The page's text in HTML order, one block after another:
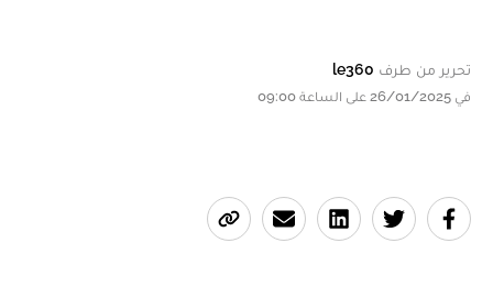
تحرير من طرف le360
في 26/01/2025 على الساعة 09:00